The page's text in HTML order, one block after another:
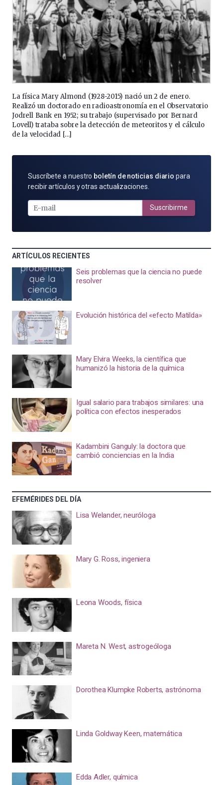
La física Mary Almond (1928-2015) nació un 2 de enero.
Realizó un doctorado en radioastronomía en el Observatorio
Jodrell Bank en 1952; su trabajo (supervisado por Bernard
Lovell) trataba sobre la detección de meteoritos y el cálculo
de la velocidad […]
SUSCRÍBETE
POR
MAIL
Suscríbete a nuestro boletín de noticias diario para
recibir artículos y otras actualizaciones.
Suscribirme
ARTÍCULOS RECIENTES
Seis problemas que la ciencia no puede
resolver
Evolución histórica del «efecto Matilda»
Mary Elvira Weeks, la científica que
humanizó la historia de la química
Igual salario para trabajos similares: una
política con efectos inesperados
Kadambini Ganguly: la doctora que
cambió conciencias en la India
EFEMÉRIDES DEL DÍA
Lisa Welander, neuróloga
Mary G. Ross, ingeniera
Leona Woods, física
Mareta N. West, astrogeóloga
Dorothea Klumpke Roberts, astrónoma
Linda Goldway Keen, matemática
Edda Adler, química